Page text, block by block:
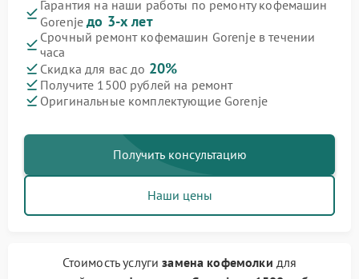
Гарантия на наши работы по ремонту кофемашин
Gorenjeдо 3-х лет
Срочный ремонт кофемашин Gorenje в течении
часа
Скидка для вас до 20%
Получите 1500 рублей на ремонт
Оригинальные комплектующие Gorenje
Получить консультацию
Наши цены
Стоимость услугизамена кофемолки для